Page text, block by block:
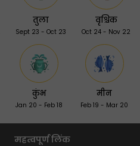
तुला
Sept 23 - Oct 23
वृश्चिक
Oct 24 - Nov 22
कुंभ
Jan 20 - Feb 18
मीन
Feb 19 - Mar 20
महत्वपूर्ण लिंक